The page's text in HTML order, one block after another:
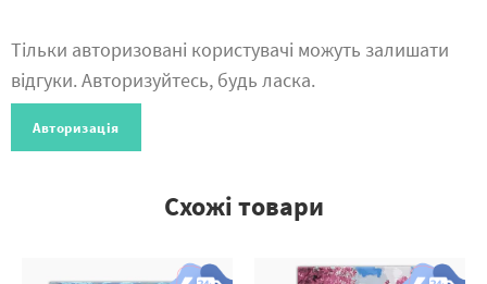
Тільки авторизовані користувачі можуть залишати
відгуки. Авторизуйтесь, будь ласка.
Авторизація
Схожі товари